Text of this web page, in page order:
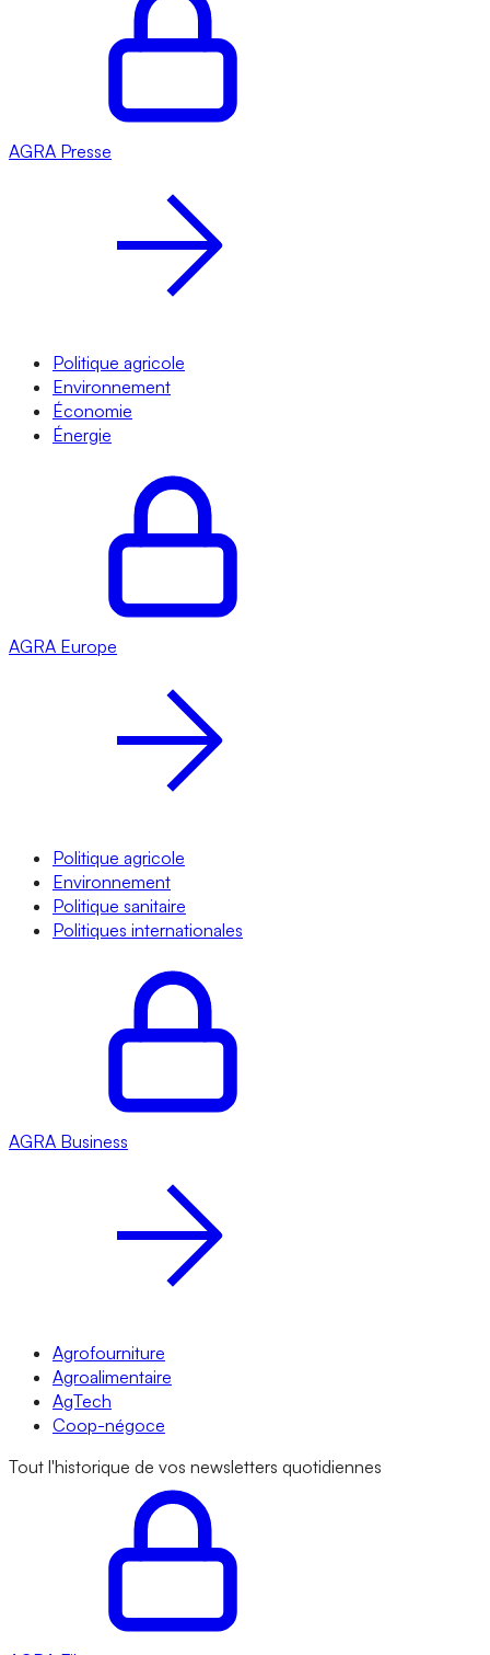
AGRA Presse
Politique agricole
Environnement
Économie
Énergie
AGRA Europe
Politique agricole
Environnement
Politique sanitaire
Politiques internationales
AGRA Business
Agrofourniture
Agroalimentaire
AgTech
Coop-négoce
Tout l'historique de vos newsletters quotidiennes